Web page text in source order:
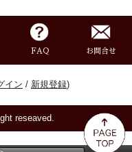
FAQ お問合せ
イン / 新規登録)
reseaved.